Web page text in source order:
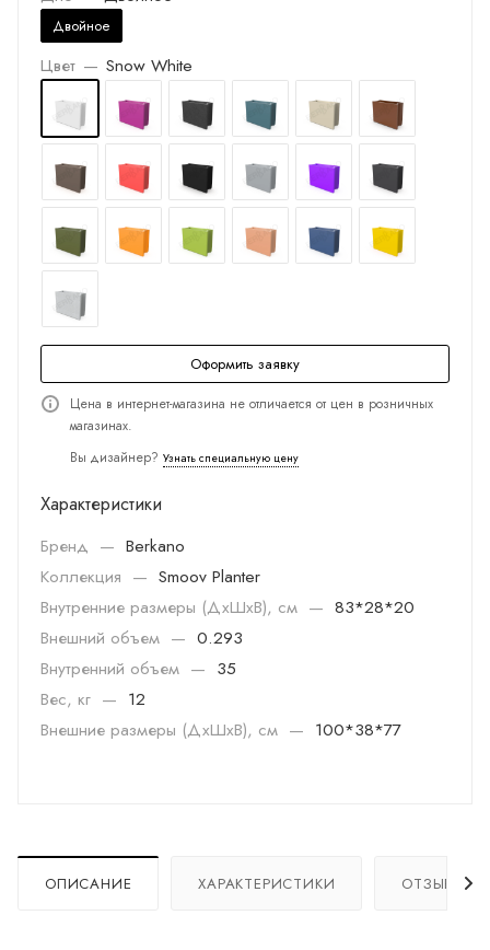
Двойное
Цвет — Snow White
Оформить заявку
Цена в интернет-магазина не отличается от цен в розничных
магазинах.
Вы дизайнер? Узнать специальную цену
Характеристики
Бренд — Berkano
Коллекция — Smoov Planter
Внутренние размеры (ДхШхВ), см — 83*28*20
Внешний объем — 0.293
Внутренний объем — 35
Вес, кг — 12
Внешние размеры (ДхШхВ), см — 100*38*77
ОПИСАНИЕ ХАРАКТЕРИСТИКИ ОТЗЫВЫ